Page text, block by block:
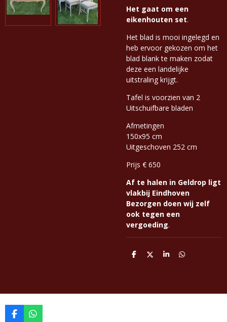
Het gaat om een
eikenhouten set.
Het blad is mooi ingelegd en
heb ervoor gekozen om het
blad blank te maken zodat
deze een landelijke
uitstraling krijgt.
Tafel is voorzien van 2
Uitschuifbare bladen
Afmetingen
150x95 cm
Uitgeschoven 252 cm
Prijs € 650
Af te halen in Geldrop ligt
vlakbij Eindhoven
Bezorgen doen wij zelf
ook tegen een
vergoeding.
D
D
S
D
F
W